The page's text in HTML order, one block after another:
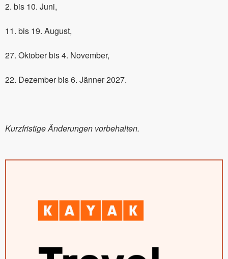
2. bis 10. Juni,
11. bis 19. August,
27. Oktober bis 4. November,
22. Dezember bis 6. Jänner 2027.
Kurzfristige Änderungen vorbehalten.